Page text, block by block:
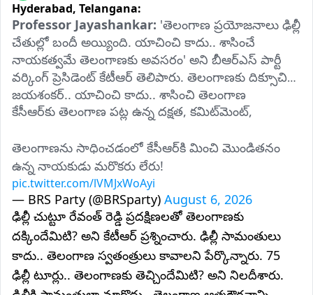
Hyderabad, Telangana:
Professor Jayashankar: 'తెలంగాణ ప్రయోజనాలు ఢిల్లీ
చేతుల్లో బందీ అయ్యింది. యాచించి కాదు.. శాసించే
నాయకత్వమే తెలంగాణకు అవసరం' అని బీఆర్‌ఎస్‌ పార్టీ
వర్కింగ్‌ ప్రెసిడెంట్‌ కేటీఆర్‌ తెలిపారు. తెలంగాణకు దిక్సూచి
జయశంకర్.. యాచించి కాదు.. శాసించి తెలంగాణ
జయశంకర్ బోధించారని గుర్తుచేశారు. తెలంగాణను మళ్లీ
నివాళి అని మాజీ మంత్రి కేటీఆర్‌ ప్రకటించారు. జయశంకర్
ఆశయాలే బీఆర్ఎస్‌ పార్టీకి మార్గదర్శకం అని తెలిపారు.
కేసీఆర్‌తోనే తెలంగాణ సాధ్యమని జయశంకర్‌ గట్టిగా
నమ్మారని గుర్తుచేశారు.
కేసీఆర్‌కు తెలంగాణ పట్ల ఉన్న దక్షత, కమిట్‌మెంట్,
తెలంగాణను సాధించడంలో కేసీఆర్‌కి మించి మొండితనం
pic.twitter.com/lVMJxWoAyi
— BRS Party (@BRSparty) August 6, 2026
ఢిల్లీ చుట్టూ రేవంత్ రెడ్డి ప్రదక్షిణలతో తెలంగాణకు
దక్కిందేమిటి? అని కేటీఆర్ ప్రశ్నించారు. ఢిల్లీ సామంతులు
కాదు.. తెలంగాణ స్వతంత్రులు కావాలని పేర్కొన్నారు. 75
ఢిల్లీ టూర్లు.. తెలంగాణకు తెచ్చిందేమిటి? అని నిలదీశారు.